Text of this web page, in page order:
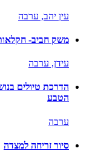
עין יהב, ערבה
משק חביב-
עידן, ערבה
הדרכת טיולים
הטבע
ערבה
סיור זריחה למצדה